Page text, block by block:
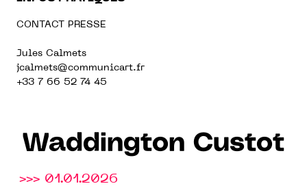
CONTACT PRESSE
Jules Calmets
jcalmets@communicart.fr
+33 7 66 52 74 45
Waddington Custot
>>> 01.01.2026